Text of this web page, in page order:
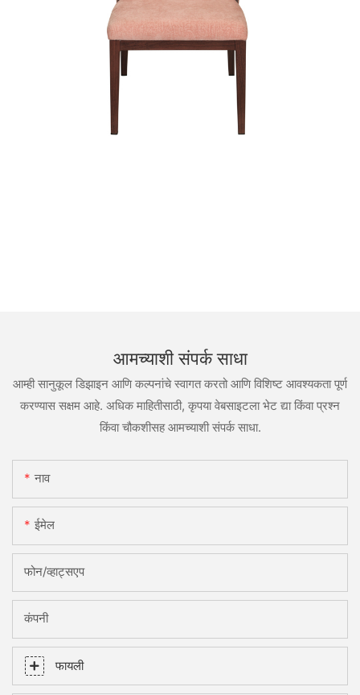
आमच्याशी संपर्क साधा
आम्ही सानुकूल डिझाइन आणि कल्पनांचे स्वागत करतो आणि विशिष्ट आवश्यकता पूर्ण
करण्यास सक्षम आहे. अधिक माहितीसाठी, कृपया वेबसाइटला भेट द्या किंवा प्रश्न
किंवा चौकशीसह आमच्याशी संपर्क साधा.
नाव
ईमेल
फोन/व्हाट्सएप
कंपनी
फायली